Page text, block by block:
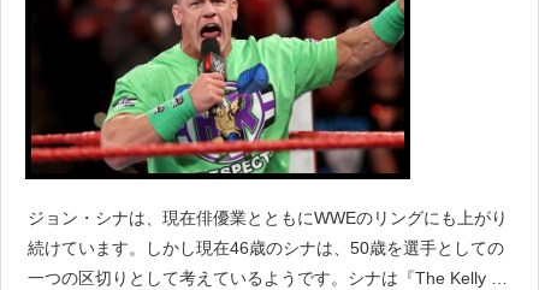
ジョン・シナは、現在俳優業とともにWWEのリングにも上がり
続けています。しかし現在46歳のシナは、50歳を選手としての
一つの区切りとして考えているようです。シナは『The Kelly Cl